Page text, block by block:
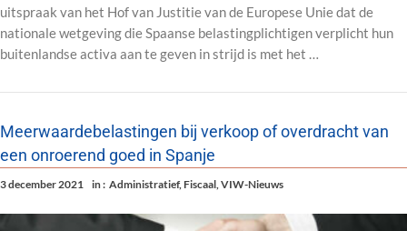
uitspraak van het Hof van Justitie van de Europese Unie dat de
nationale wetgeving die Spaanse belastingplichtigen verplicht hun
buitenlandse activa aan te geven in strijd is met het …
Meerwaardebelastingen bij verkoop of overdracht van
een onroerend goed in Spanje
3 december 2021 in : Administratief, Fiscaal VIW-Nieuws